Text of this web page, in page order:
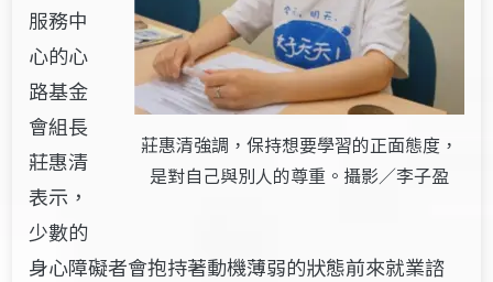
莊惠清強調，保持想要學習的正面態度，
是對自己與別人的尊重。攝影／李子盈
服務中
心的心
路基金
會組長
莊惠清
表示，
少數的
身心障礙者會抱持著動機薄弱的狀態前來就業諮